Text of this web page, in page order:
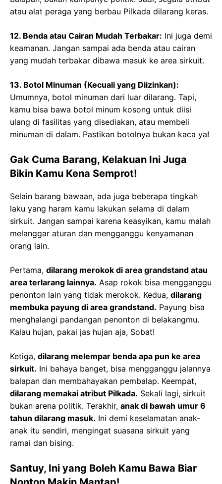
atau alat peraga yang berbau Pilkada dilarang keras.
12. Benda atau Cairan Mudah Terbakar: Ini juga demi
keamanan. Jangan sampai ada benda atau cairan
yang mudah terbakar dibawa masuk ke area sirkuit.
13. Botol Minuman (Kecuali yang Diizinkan):
Umumnya, botol minuman dari luar dilarang. Tapi,
kamu bisa bawa botol minum kosong untuk diisi
ulang di fasilitas yang disediakan, atau membeli
minuman di dalam. Pastikan botolnya bukan kaca ya!
Gak Cuma Barang, Kelakuan Ini Juga
Bikin Kamu Kena Semprot!
Selain barang bawaan, ada juga beberapa tingkah
laku yang haram kamu lakukan selama di dalam
sirkuit. Jangan sampai karena keasyikan, kamu malah
melanggar aturan dan mengganggu kenyamanan
orang lain.
Pertama, dilarang merokok di area grandstand atau
area terlarang lainnya. Asap rokok bisa mengganggu
penonton lain yang tidak merokok. Kedua, dilarang
membuka payung di area grandstand. Payung bisa
menghalangi pandangan penonton di belakangmu.
Kalau hujan, pakai jas hujan aja, Sobat!
Ketiga, dilarang melempar benda apa pun ke area
sirkuit. Ini bahaya banget, bisa mengganggu jalannya
balapan dan membahayakan pembalap. Keempat,
dilarang memakai atribut Pilkada. Sekali lagi, sirkuit
bukan arena politik. Terakhir, anak di bawah umur 6
tahun dilarang masuk. Ini demi keselamatan anak-
anak itu sendiri, mengingat suasana sirkuit yang
ramai dan bising.
Santuy, Ini yang Boleh Kamu Bawa Biar